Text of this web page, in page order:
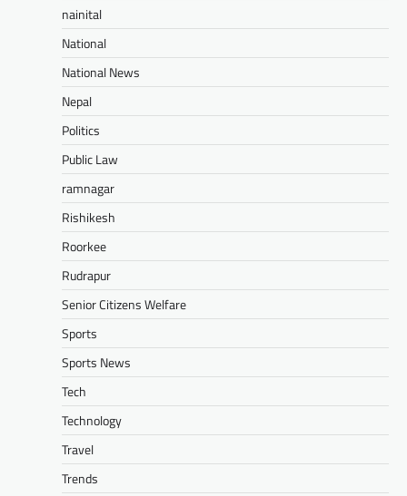
nainital
National
National News
Nepal
Politics
Public Law
ramnagar
Rishikesh
Roorkee
Rudrapur
Senior Citizens Welfare
Sports
Sports News
Tech
Technology
Travel
Trends